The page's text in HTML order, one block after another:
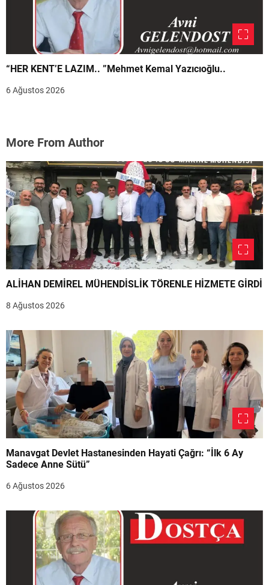
“HER KENT’E LAZIM.. ”Mehmet Kemal Yazıcıoğlu..
6 Ağustos 2026
More From Author
ALİHAN DEMİREL MÜHENDİSLİK TÖRENLE HİZMETE GİRDİ
8 Ağustos 2026
Manavgat Devlet Hastanesinden Hayati Çağrı: “İlk 6 Ay
Sadece Anne Sütü”
6 Ağustos 2026